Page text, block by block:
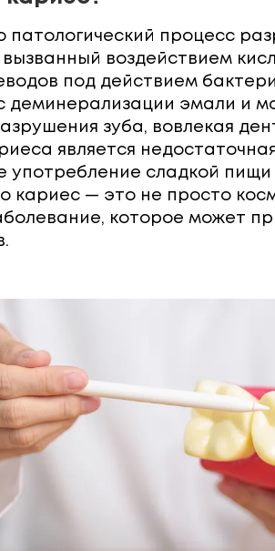
патологический процесс
вызванный воздействием
под действием
деминерализации эмали и
зуба, вовлекая
является
употребление сладкой
кариес — это не просто
которое может